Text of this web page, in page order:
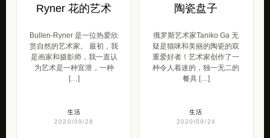
Ryner 花的艺术
Bullen-Ryner 是一位热爱欣
赏自然的艺术家。 最初，我
是画家和摄影师，我一直认
为艺术是一种宣泄，一种
[…]
生活
2020/09/28
陶瓷盘子
俄罗斯艺术家Taniko Ga 无
疑是猫咪和美丽的陶瓷的双
重爱好者！艺术家创作了一
种令人着迷的，独一无二的
餐具 […]
生活
2020/09/24